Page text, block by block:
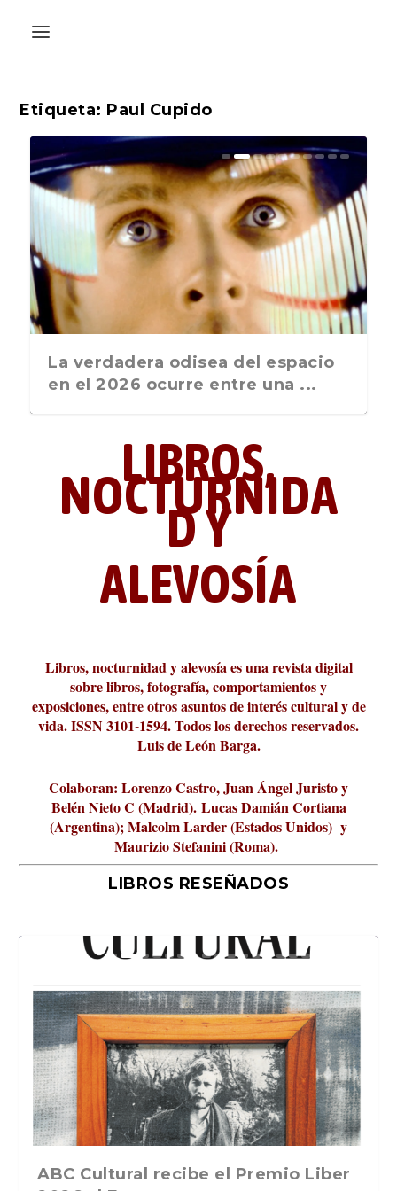
Etiqueta: Paul Cupido
La última postal de la temporada
nos recuerda que nos vamos ...
La verdadera odisea del espacio
en el 2026 ocurre entre una ...
Liber 2026 al Fomento de la Le...
Revista Cultural Turia, númer...
10.000 pasos al día? Lo que d...
paisajística del mar de Sicil...
París
metafísicos de la novela ne...
LIBROS,
NOCTURNIDA
D Y
ALEVOSÍA
Libros, nocturnidad y alevosía es una revista digital
sobre libros, fotografía, comportamientos y
exposiciones, entre otros asuntos de interés cultural y de
vida. ISSN 3101-1594. Todos los derechos reservados.
Luis de León Barga.
Colaboran: Lorenzo Castro, Juan Ángel Juristo y
Belén Nieto C (Madrid). Lucas Damián Cortiana
(Argentina); Malcolm Larder (Estados Unidos) y
Maurizio Stefanini (Roma).
LIBROS RESEÑADOS
La verdadera odisea del espacio en
Liber
La cultura de la transgresión.